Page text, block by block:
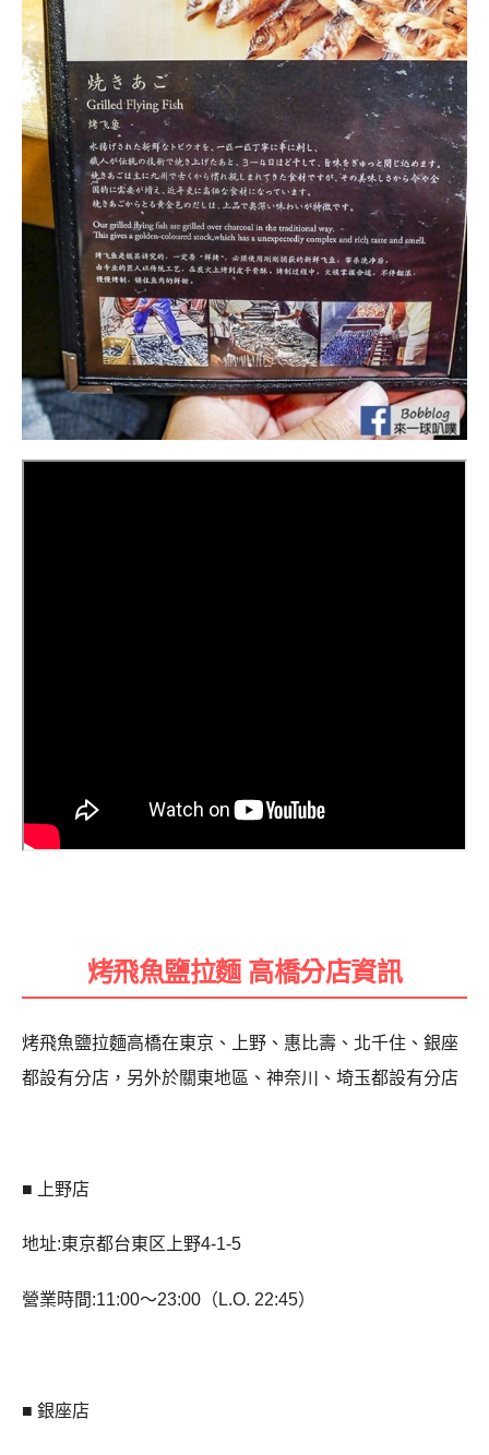
烤飛魚鹽拉麵 高橋分店資訊
烤飛魚鹽拉麵高橋在東京、上野、惠比壽、北千住、銀座
都設有分店，另外於關東地區、神奈川、埼玉都設有分店
■ 上野店
地址:東京都台東区上野4-1-5
營業時間:11:00〜23:00（L.O. 22:45）
■ 銀座店